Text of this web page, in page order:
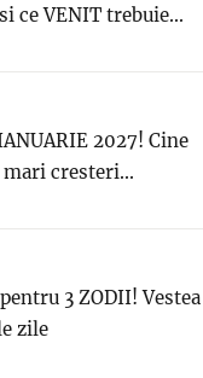
ce VENIT trebuie...
2027! Cine
cresteri...
3 ZODII! Vestea
zile